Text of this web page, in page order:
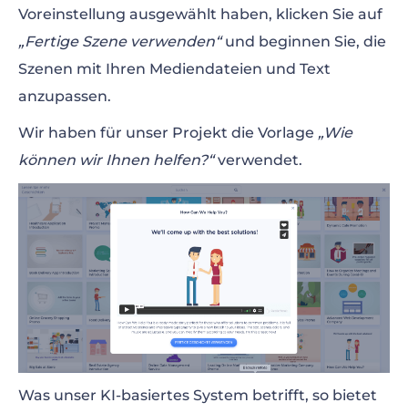
Voreinstellung ausgewählt haben, klicken Sie auf
„Fertige Szene verwenden“und beginnen Sie, die
Szenen mit Ihren Mediendateien und Text
anzupassen.
Wir haben für unser Projekt die Vorlage „Wie
können wir Ihnen helfen?“verwendet.
Was unser KI-basiertes System betrifft, so bietet